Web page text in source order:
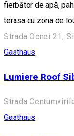
fierbător de apă,
terasa cu zona de
Strada Ocnei 21,
Gasthaus
Lumiere Roof
Strada
Gasthaus